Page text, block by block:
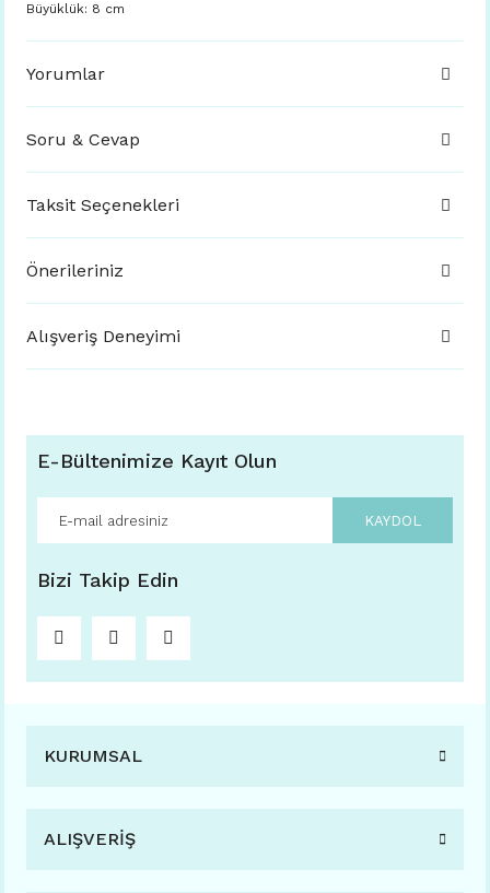
Büyüklük: 8 cm
Yorumlar
Soru & Cevap
Taksit Seçenekleri
Önerileriniz
Alışveriş Deneyimi
E-Bültenimize Kayıt Olun
KAYDOL
Bizi Takip Edin
KURUMSAL
ALIŞVERİŞ